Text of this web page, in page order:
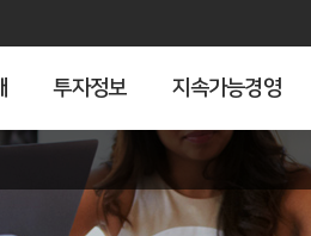
투자정보 지속가능경영